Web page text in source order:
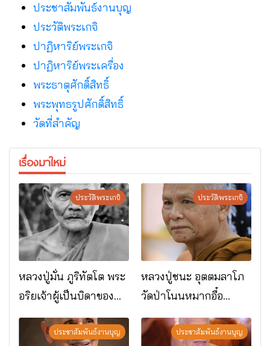
ประชาสัมพันธ์งานบุญ
ประวัติพระเกจิ
ปาฏิหาริย์พระเกจิ
ปาฏิหาริย์พระเครื่อง
พระธาตุศักดิ์สิทธิ์
พระพุทธรูปศักดิ์สิทธิ์
วัดที่สําคัญ
เรื่องมาใหม่
ประวัติพระเกจิ
หลวงปู่มั่น ภูริทัตโต พระ
อริยเจ้าผู้เป็นบิดาของ
พระกรรมฐาน
ประวัติพระเกจิ
หลวงปู่ชนะ อุตตมลาโภ
วัดป่าโนนหมากอื๋อ
อ.เมือง จ.มหาสารคาม
ประชาสัมพันธ์งานบุญ ประชาสัมพันธ์งานบุญ